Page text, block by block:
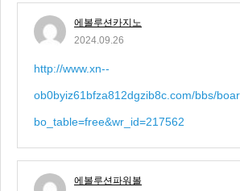
에볼루션카지노
2024.09.26
http://www.xn--
ob0byiz61bfza812dgzib8c.com/bbs/
bo_table=free&wr_id=217562
에볼루션파워볼